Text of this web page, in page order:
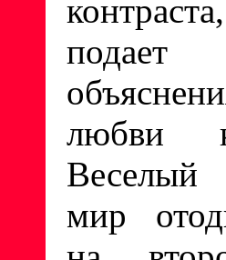
любви
Веселый
мир